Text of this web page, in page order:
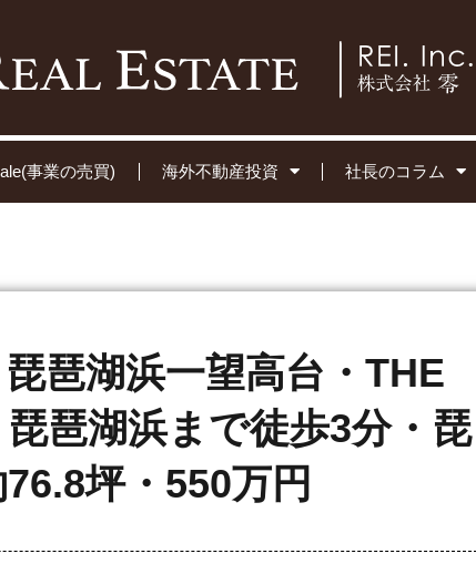
事業の売買) 海外不動産投資 社長のコラム
琶湖浜一望高台・THE
琶湖浜まで徒歩3分・琵
坪・550万円